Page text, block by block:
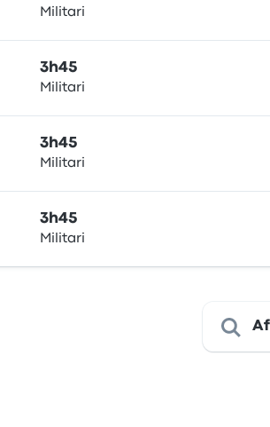
Militari
3h45
Militari
3h45
Militari
3h45
Militari